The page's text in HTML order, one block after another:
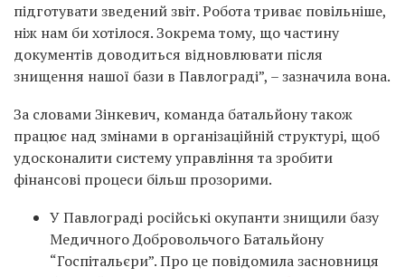
підготувати зведений звіт. Робота триває повільніше,
ніж нам би хотілося. Зокрема тому, що частину
документів доводиться відновлювати після
знищення нашої бази в Павлограді”, – зазначила вона.
За словами Зінкевич, команда батальйону також
працює над змінами в організаційній структурі, щоб
удосконалити систему управління та зробити
фінансові процеси більш прозорими.
У Павлограді російські окупанти знищили базу
Медичного Добровольчого Батальйону
“Госпітальєри”. Про це повідомила засновниця